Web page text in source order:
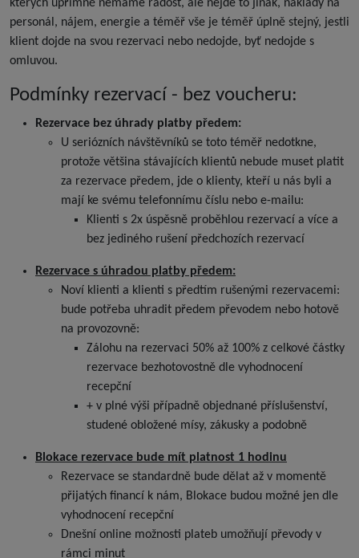
kterých upřímně nemáme radost, ale nejde to jinak, náklady na
personál, nájem, energie a téměř vše je téměř úplně stejný, jestli
klient dojde na svou rezervaci nebo nedojde, byť nedojde s
omluvou.
Podmínky rezervací - bez voucheru:
Rezervace bez úhrady platby předem:
U seriózních návštěvníků se toto téměř nedotkne,
protože většina stávajících klientů nebude muset platit
za rezervace předem, jde o klienty, kteří u nás byli a
mají ke svému telefonnímu číslu nebo e-mailu:
Klienti s 2x úspěsně proběhlou rezervací a více a
bez jediného rušení předchozích rezervací
Rezervace s úhradou platby předem:
Noví klienti a klienti s předtím rušenými rezervacemi:
bude potřeba uhradit předem převodem nebo hotově
na provozovně:
Zálohu na rezervaci 50% až 100% z celkové částky
rezervace bezhotovostně dle vyhodnocení
recepční
+ v plné výši případně objednané příslušenství,
studené obložené mísy, zákusky a podobně
Blokace rezervace bude mít platnost 1 hodinu
Rezervace se standardně bude dělat až v momentě
přijatých financí k nám, Blokace budou možné jen dle
vyhodnocení recepční
Dnešní online možnosti plateb umožňují převody v
rámci minut